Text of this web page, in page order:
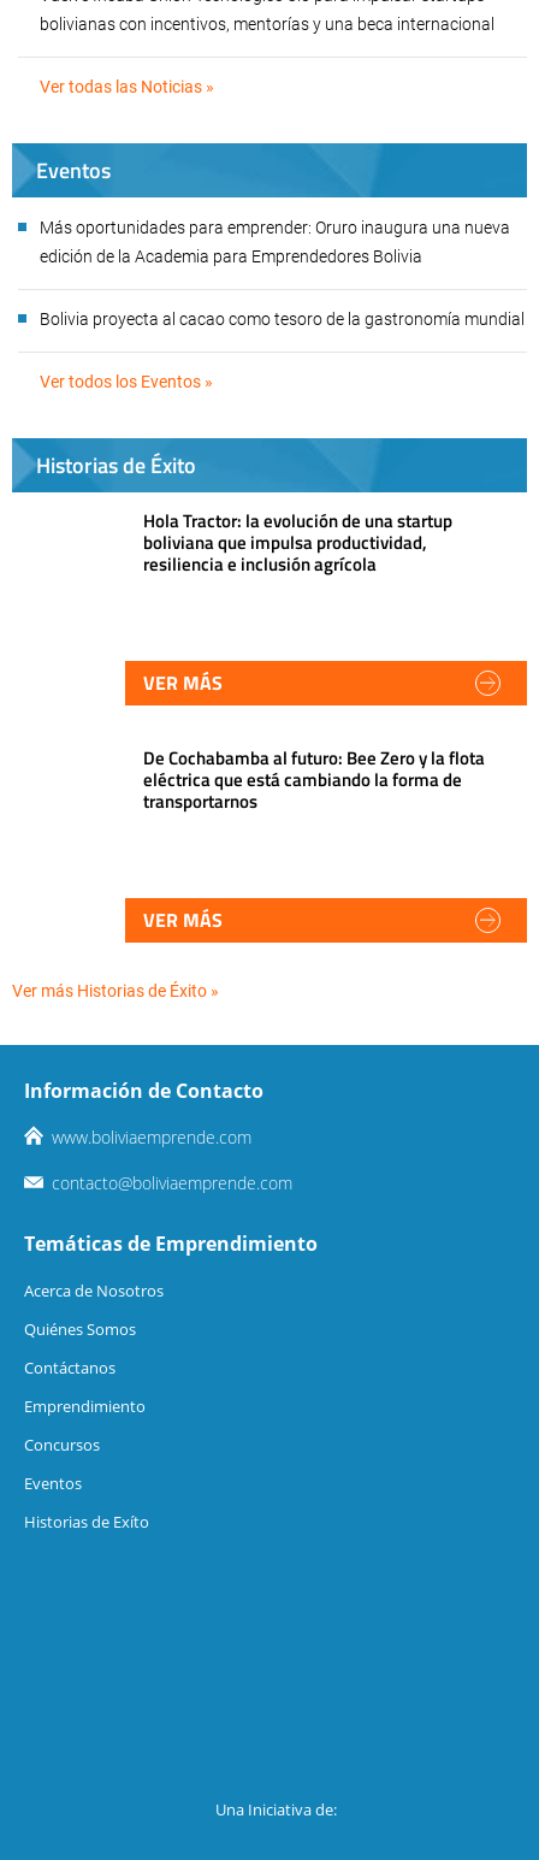
bolivianas con incentivos, mentorías y una beca internacional
Ver todas las Noticias »
Eventos
Más oportunidades para emprender: Oruro inaugura una nueva
edición de la Academia para Emprendedores Bolivia
Bolivia proyecta al cacao como tesoro de la gastronomía mundial
Ver todos los Eventos »
Historias de Éxito
Hola Tractor: la evolución de una startup
boliviana que impulsa productividad,
resiliencia e inclusión agrícola
VER MÁS
De Cochabamba al futuro: Bee Zero y la flota
eléctrica que está cambiando la forma de
transportarnos
VER MÁS
Ver más Historias de Éxito »
Información de Contacto
www.boliviaemprende.com
contacto@boliviaemprende.com
Temáticas de Emprendimiento
Acerca de Nosotros
Quiénes Somos
Contáctanos
Emprendimiento
Concursos
Eventos
Historias de Exíto
Una Iniciativa de: